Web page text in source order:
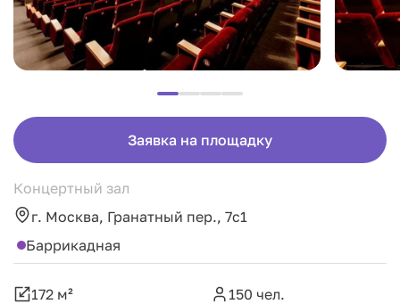
Заявка на площадку
Концертный зал
г. Москва, Гранатный пер., 7с1
Баррикадная
172 м² 150 чел.